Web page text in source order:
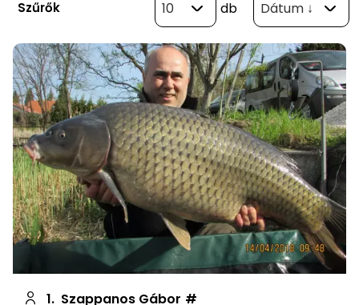
Szűrők 10 db Dátum ↓
1. Szappanos Gábor